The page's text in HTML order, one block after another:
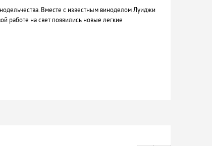
Вместе с известным виноделом Луиджи
работе на свет появились новые легкие